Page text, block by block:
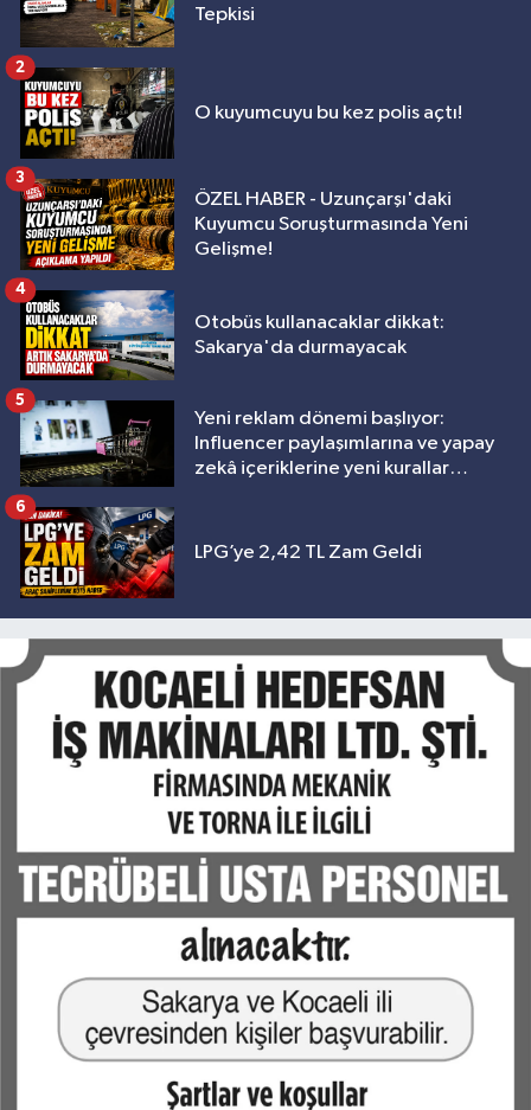
Tepkisi
O kuyumcuyu bu kez polis açtı!
2
ÖZEL HABER - Uzunçarşı'daki
Kuyumcu Soruşturmasında Yeni
Gelişme!
3
Otobüs kullanacaklar dikkat:
Sakarya'da durmayacak
4
Yeni reklam dönemi başlıyor:
Influencer paylaşımlarına ve yapay
zekâ içeriklerine yeni kurallar
5
LPG’ye 2,42 TL Zam Geldi
6